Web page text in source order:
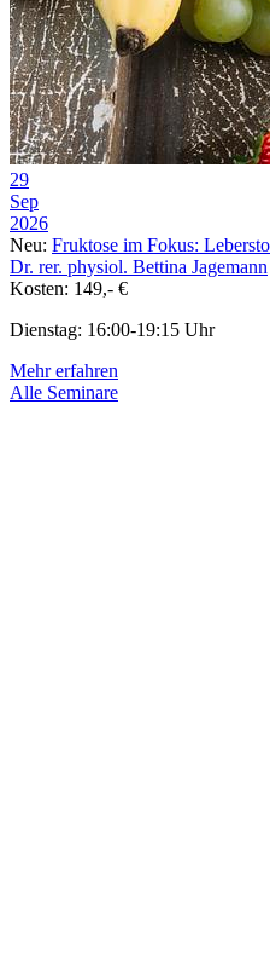
29
Sep
2026
Neu: Fruktose im Fokus:
Dr. rer. physiol. Bettina Jagemann
Kosten: 149,- €
Dienstag: 16:00-19:15 Uhr
Mehr erfahren
Alle Seminare